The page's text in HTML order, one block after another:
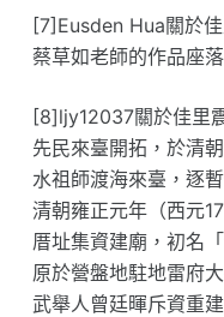
[7]Eusden Hua關於佳
蔡草如老師的作品座
[8]ljy12037關於佳里
先民來臺開拓，於清
水祖師渡海來臺，逐
清朝雍正元年（西元
厝址集資建廟，初名
原於營盤地駐地雷府
武舉人曾廷暉斥資重